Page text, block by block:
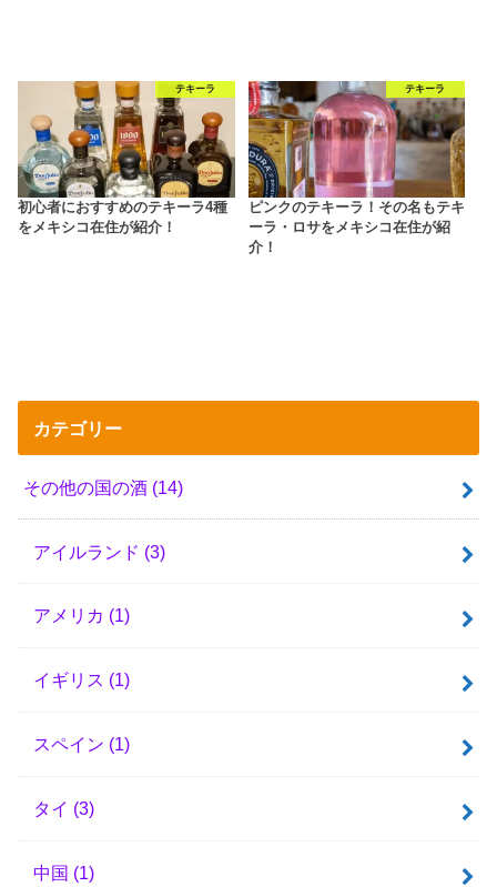
テキーラ
初心者におすすめのテキーラ4種
をメキシコ在住が紹介！
テキーラ
ピンクのテキーラ！その名もテキ
ーラ・ロサをメキシコ在住が紹
介！
カテゴリー
その他の国の酒 (14)
アイルランド (3)
アメリカ (1)
イギリス (1)
スペイン (1)
タイ (3)
中国 (1)